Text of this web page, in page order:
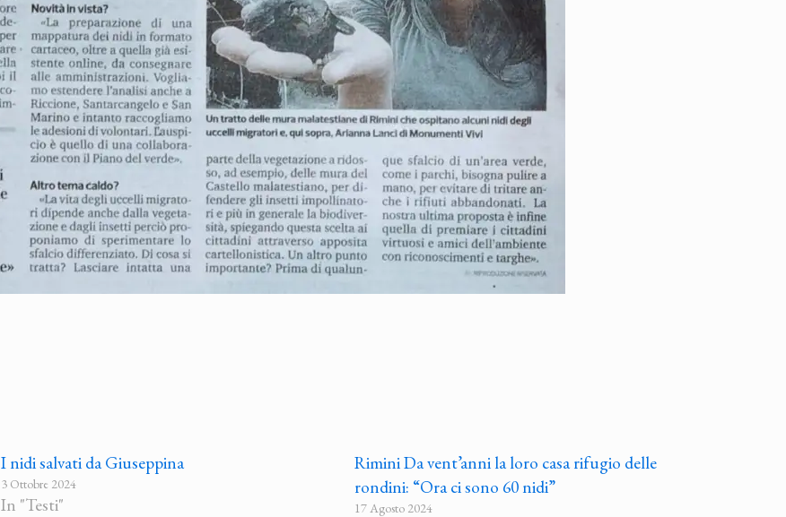
I nidi salvati da Giuseppina
3 Ottobre 2024
In "Testi"
Rimini Da vent’anni la loro casa rifugio delle
rondini: “Ora ci sono 60 nidi”
17 Agosto 2024